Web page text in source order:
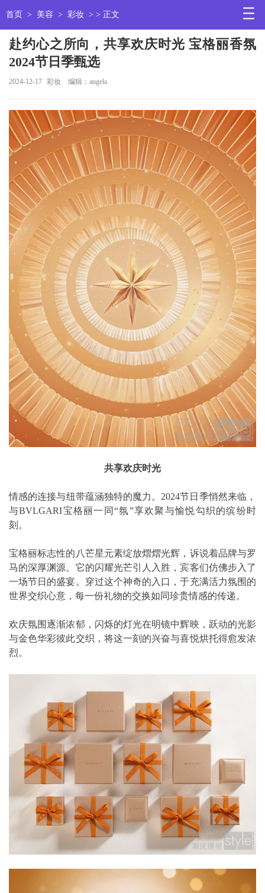
首页 > 美容 > 彩妆 > > 正文
赴约心之所向，共享欢庆时光 宝格丽香氛
2024节日季甄选
2024-12-17 彩妆 编辑：angela
共享欢庆时光
情感的连接与纽带蕴涵独特的魔力。2024节日季悄然来临，
与BVLGARI宝格丽一同“氛”享欢聚与愉悦勾织的缤纷时
刻。
宝格丽标志性的八芒星元素绽放熠熠光辉，诉说着品牌与罗
马的深厚渊源。它的闪耀光芒引人入胜，宾客们仿佛步入了
一场节日的盛宴。穿过这个神奇的入口，于充满活力氛围的
世界交织心意，每一份礼物的交换如同珍贵情感的传递。
欢庆氛围逐渐浓郁，闪烁的灯光在明镜中辉映，跃动的光影
与金色华彩彼此交织，将这一刻的兴奋与喜悦烘托得愈发浓
烈。